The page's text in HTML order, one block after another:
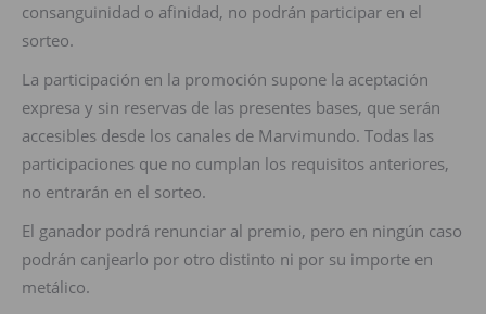
consanguinidad o afinidad, no podrán participar en el
sorteo.
La participación en la promoción supone la aceptación
expresa y sin reservas de las presentes bases, que serán
accesibles desde los canales de Marvimundo. Todas las
participaciones que no cumplan los requisitos anteriores,
no entrarán en el sorteo.
El ganador podrá renunciar al premio, pero en ningún caso
podrán canjearlo por otro distinto ni por su importe en
metálico.